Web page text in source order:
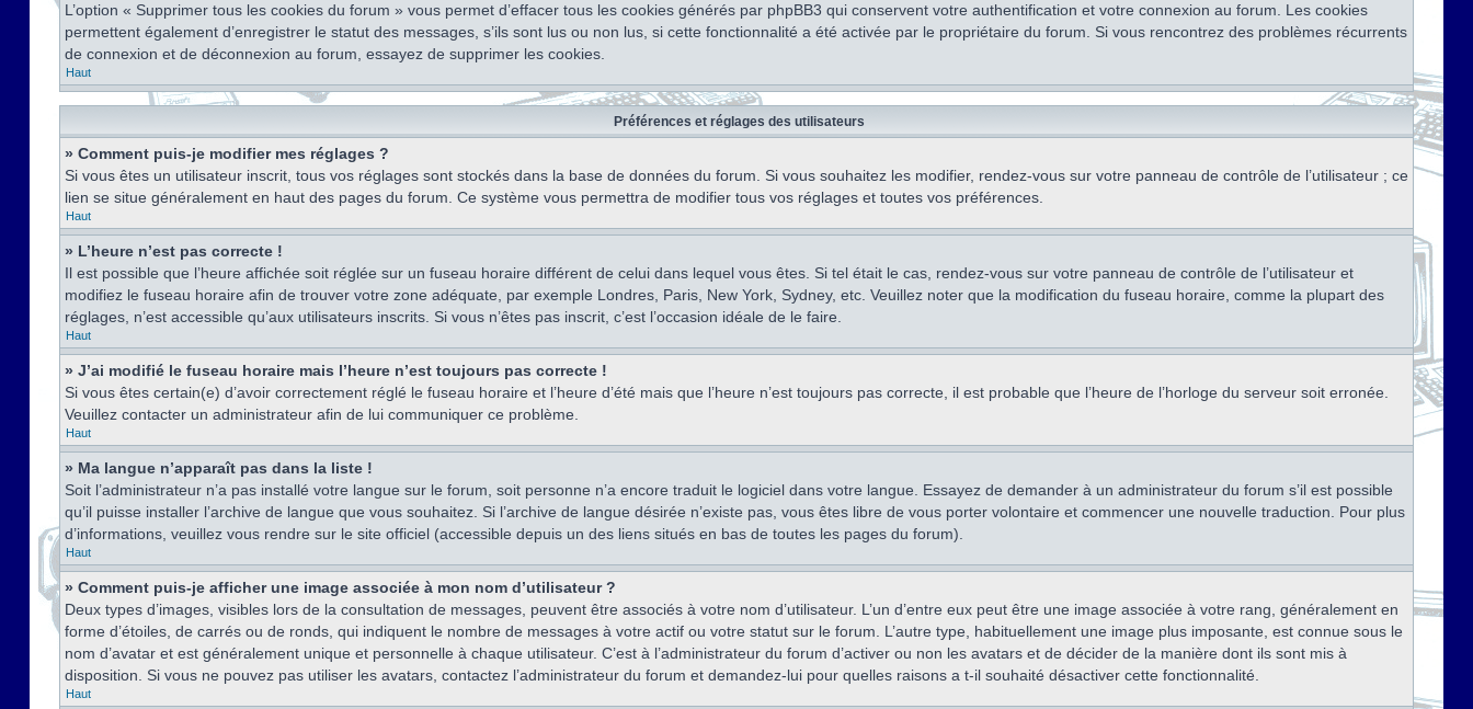
L’option « Supprimer tous les cookies du forum » vous permet d’effacer tous les cookies générés par phpBB3 qui conservent votre authentification et votre connexion au forum. Les cookies
permettent également d’enregistrer le statut des messages, s’ils sont lus ou non lus, si cette fonctionnalité a été activée par le propriétaire du forum. Si vous rencontrez des problèmes récurrents
de connexion et de déconnexion au forum, essayez de supprimer les cookies.
Haut
Préférences et réglages des utilisateurs
» Comment puis-je modifier mes réglages ?
Si vous êtes un utilisateur inscrit, tous vos réglages sont stockés dans la base de données du forum. Si vous souhaitez les modifier, rendez-vous sur votre panneau de contrôle de l’utilisateur ; ce
lien se situe généralement en haut des pages du forum. Ce système vous permettra de modifier tous vos réglages et toutes vos préférences.
Haut
» L’heure n’est pas correcte !
Il est possible que l’heure affichée soit réglée sur un fuseau horaire différent de celui dans lequel vous êtes. Si tel était le cas, rendez-vous sur votre panneau de contrôle de l’utilisateur et
modifiez le fuseau horaire afin de trouver votre zone adéquate, par exemple Londres, Paris, New York, Sydney, etc. Veuillez noter que la modification du fuseau horaire, comme la plupart des
réglages, n’est accessible qu’aux utilisateurs inscrits. Si vous n’êtes pas inscrit, c’est l’occasion idéale de le faire.
Haut
» J’ai modifié le fuseau horaire mais l’heure n’est toujours pas correcte !
Si vous êtes certain(e) d’avoir correctement réglé le fuseau horaire et l’heure d’été mais que l’heure n’est toujours pas correcte, il est probable que l’heure de l’horloge du serveur soit erronée.
Veuillez contacter un administrateur afin de lui communiquer ce problème.
Haut
» Ma langue n’apparaît pas dans la liste !
Soit l’administrateur n’a pas installé votre langue sur le forum, soit personne n’a encore traduit le logiciel dans votre langue. Essayez de demander à un administrateur du forum s’il est possible
qu’il puisse installer l’archive de langue que vous souhaitez. Si l’archive de langue désirée n’existe pas, vous êtes libre de vous porter volontaire et commencer une nouvelle traduction. Pour plus
d’informations, veuillez vous rendre sur le site officiel (accessible depuis un des liens situés en bas de toutes les pages du forum).
Haut
» Comment puis-je afficher une image associée à mon nom d’utilisateur ?
Deux types d’images, visibles lors de la consultation de messages, peuvent être associés à votre nom d’utilisateur. L’un d’entre eux peut être une image associée à votre rang, généralement en
forme d’étoiles, de carrés ou de ronds, qui indiquent le nombre de messages à votre actif ou votre statut sur le forum. L’autre type, habituellement une image plus imposante, est connue sous le
nom d’avatar et est généralement unique et personnelle à chaque utilisateur. C’est à l’administrateur du forum d’activer ou non les avatars et de décider de la manière dont ils sont mis à
disposition. Si vous ne pouvez pas utiliser les avatars, contactez l’administrateur du forum et demandez-lui pour quelles raisons a t-il souhaité désactiver cette fonctionnalité.
Haut